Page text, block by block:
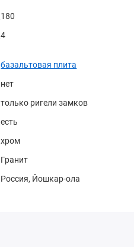
180
4
базальтовая плита
нет
только ригели замков
есть
хром
Гранит
Россия, Йошкар-ола